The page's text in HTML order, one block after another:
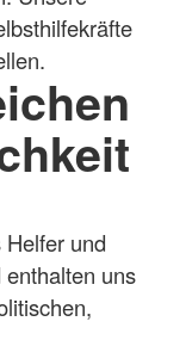
und
uns